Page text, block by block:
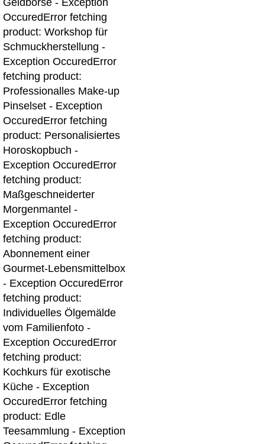
Geldbörse - Exception
OccuredError fetching
product: Workshop für
Schmuckherstellung -
Exception OccuredError
fetching product:
Professionalles Make-up
Pinselset - Exception
OccuredError fetching
product: Personalisiertes
Horoskopbuch -
Exception OccuredError
fetching product:
Maßgeschneiderter
Morgenmantel -
Exception OccuredError
fetching product:
Abonnement einer
Gourmet-Lebensmittelbox
- Exception OccuredError
fetching product:
Individuelles Ölgemälde
vom Familienfoto -
Exception OccuredError
fetching product:
Kochkurs für exotische
Küche - Exception
OccuredError fetching
product: Edle
Teesammlung - Exception